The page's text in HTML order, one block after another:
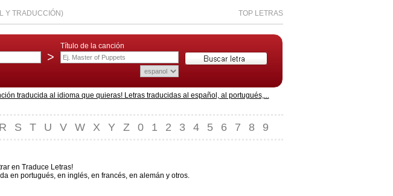
Y TRADUCCIÓN) TOP LETRAS
>
Título de la canción
traducida al idioma que quieras! Letras traducidas al español, al portugués,...
R S T U V W X Y Z 0 1 2 3 4 5 6 7 8 9
en Traduce Letras!
en portugués, en inglés, en francés, en alemán y otros.